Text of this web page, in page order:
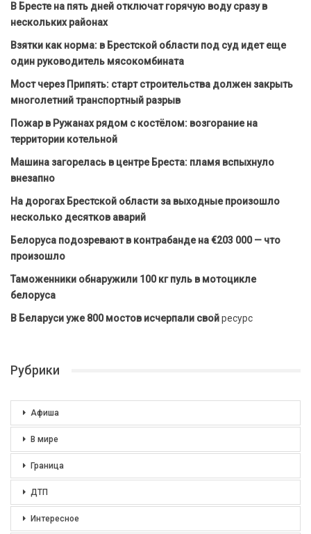
В Бресте на пять дней отключат горячую воду сразу в
нескольких районах
Взятки как норма: в Брестской области под суд идет еще
один руководитель мясокомбината
Мост через Припять: старт строительства должен закрыть
многолетний транспортный разрыв
Пожар в Ружанах рядом с костёлом: возгорание на
территории котельной
Машина загорелась в центре Бреста: пламя вспыхнуло
внезапно
На дорогах Брестской области за выходные произошло
несколько десятков аварий
Белоруса подозревают в контрабанде на €203 000 — что
произошло
Таможенники обнаружили 100 кг пуль в мотоцикле
белоруса
В Беларуси уже 800 мостов исчерпали свойресурс
Рубрики
Афиша
В мире
Граница
ДТП
Интересное